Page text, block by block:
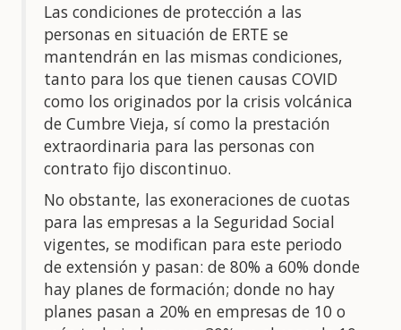
Las condiciones de protección a las
personas en situación de ERTE se
mantendrán en las mismas condiciones,
tanto para los que tienen causas COVID
como los originados por la crisis volcánica
de Cumbre Vieja, sí como la prestación
extraordinaria para las personas con
contrato fijo discontinuo.
No obstante, las exoneraciones de cuotas
para las empresas a la Seguridad Social
vigentes, se modifican para este periodo
de extensión y pasan: de 80% a 60% donde
hay planes de formación; donde no hay
planes pasan a 20% en empresas de 10 o